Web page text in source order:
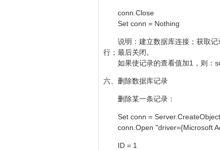
conn.Close
Set conn = Nothing
说明：建立数据库连接；获取记
行；最后关闭。
如果使记录的查看值加1，则：
六、删除数据库记录
删除某一条记录：
Set conn =
conn.Open "driver={Microsoft
ID = 1